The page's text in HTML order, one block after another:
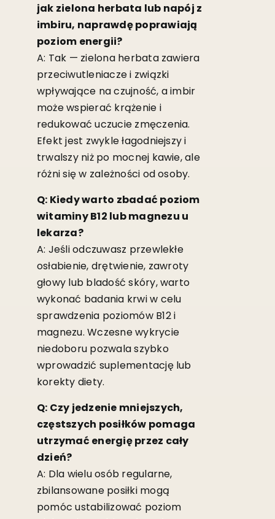
jak zielona herbata lub napój z
imbiru, naprawdę poprawiają
poziom energii?
A: Tak — zielona herbata zawiera
przeciwutleniacze i związki
wpływające na czujność, a imbir
może wspierać krążenie i
redukować uczucie zmęczenia.
Efekt jest zwykle łagodniejszy i
trwalszy niż po mocnej kawie, ale
różni się w zależności od osoby.
Q: Kiedy warto zbadać poziom
witaminy B12 lub magnezu u
lekarza?
A: Jeśli odczuwasz przewlekłe
osłabienie, drętwienie, zawroty
głowy lub bladość skóry, warto
wykonać badania krwi w celu
sprawdzenia poziomów B12 i
magnezu. Wczesne wykrycie
niedoboru pozwala szybko
wprowadzić suplementację lub
korekty diety.
Q: Czy jedzenie mniejszych,
częstszych posiłków pomaga
utrzymać energię przez cały
dzień?
A: Dla wielu osób regularne,
zbilansowane posiłki mogą
pomóc ustabilizować poziom